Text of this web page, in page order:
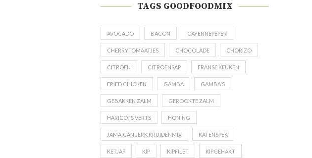
TAGS GOODFOODMIX
AVOCADO BACON CAYENNEPEPER
CHERRYTOMAATJES CHOCOLADE CHORIZO
CITROEN CITROENSAP FRANSE KEUKEN
FRIED CHICKEN GAMBA GAMBA'S
GEBAKKEN ZALM GEROOKTE ZALM
HARICOTS VERTS HONING
JAMAICAN JERK KRUIDENMIX KATENSPEK
KETJAP KIP KIPFILET KIPGEHAKT